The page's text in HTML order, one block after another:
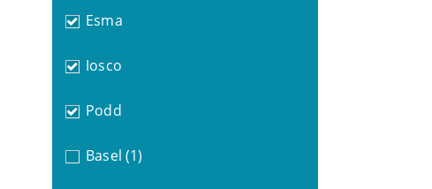
Esma
Iosco
Podd
Basel (1)